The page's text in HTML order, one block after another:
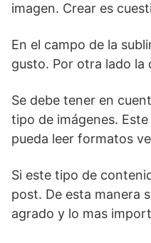
imagen. Crear es
En el campo de la
gusto. Por otra lado la
Se debe tener en
tipo de imágenes.
pueda leer formatos
Si este tipo de
post. De esta manera
agrado y lo mas